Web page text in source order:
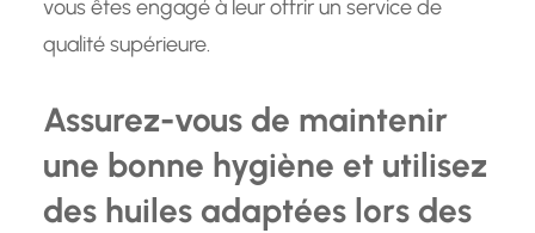
vous êtes engagé à leur offrir un service de
qualité supérieure.
Assurez-vous de maintenir
une bonne hygiène et utilisez
des huiles adaptées lors des